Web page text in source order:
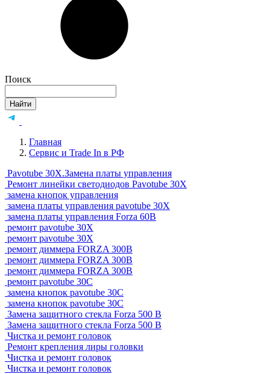
Поиск
Найти
Главная
Сервис и Trade In в РФ
Pavotube 30X.Замена платы управления
Ремонт линейки светодиодов Pavotube 30X
замена кнопок управления
замена платы управления pavotube 30X
замена платы управления Forza 60B
ремонт pavotube 30X
ремонт pavotube 30X
ремонт диммера FORZA 300B
ремонт диммера FORZA 300B
ремонт диммера FORZA 300B
ремонт pavotube 30С
замена кнопок pavotube 30С
замена кнопок pavotube 30С
Замена защитного стекла Forza 500 B
Замена защитного стекла Forza 500 B
Чистка и ремонт головок
Ремонт крепления лиры головки
Чистка и ремонт головок
Чистка и ремонт головок